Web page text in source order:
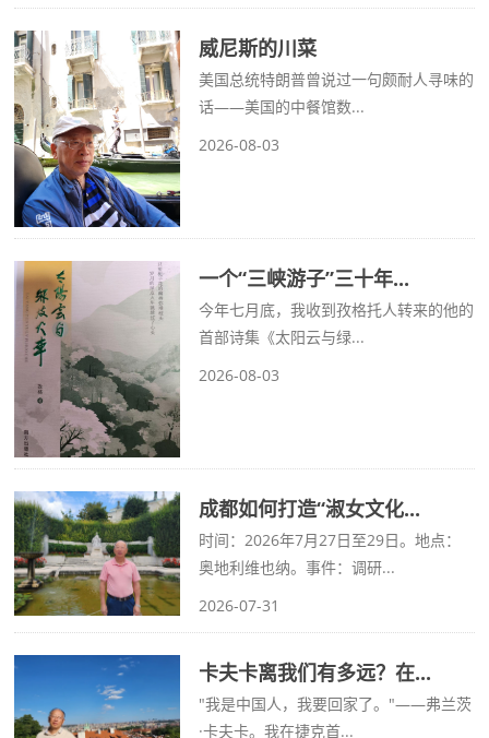
威尼斯的川菜
美国总统特朗普曾说过一句颇耐人寻味的
话——美国的中餐馆数...
2026-08-03
一个“三峡游子”三十年...
今年七月底，我收到孜格托人转来的他的
首部诗集《太阳云与绿...
2026-08-03
成都如何打造“淑女文化...
时间：2026年7月27日至29日。地点：
奥地利维也纳。事件：调研...
2026-07-31
卡夫卡离我们有多远？在...
"我是中国人，我要回家了。"——弗兰茨
·卡夫卡。我在捷克首...